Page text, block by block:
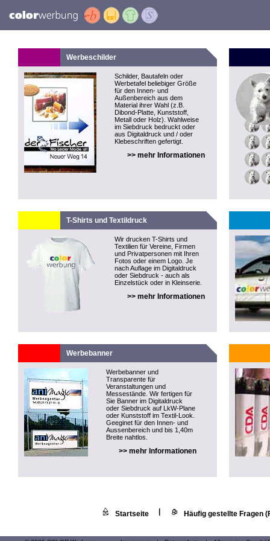
Werbeschilder
Schilder, Bautafeln oder
Werbetafel beliebiger Größe
für den Innen- und
Außenbereich aus dem
Material ihrer Wahl (z.B.
Dibond-Platte, Kunststoff,
Metall oder Holz). Wahlweise
im Siebdruck bedruckt oder
aus Digitaldruck und / oder
Klebeschriften gefertigt.
>> mehr Informationen
T-Shirts und Textildruck
Wir drucken T-Shirts und
Textilien für Vereine, Firmen
und Privatpersonen mit Ihren
Fotos oder einem Logo. Je
nach Auflage im Digitaldruck
oder Siebdruck - auch als
Einzelstück oder in Kleinserie.
>> mehr Informationen
Werbebanner
Werbebanner und
Transparente für
Veranstaltungen und
Messestände. Wir fertigen für
Sie Banner im Digitaldruck
oder Siebdruck auf LkW-Plane
oder Kunststoff im Textil-Look.
Geeginet für den Innen- und
Aussenbereich und bis 1,40m
Breite nahtlos.
>> mehr Informationen
Startseite Häufig gestellte Fragen